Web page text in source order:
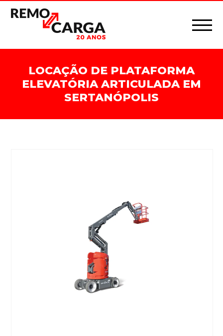
LOCAÇÃO DE PLATAFORMA
ELEVATÓRIA ARTICULADA EM
SERTANÓPOLIS